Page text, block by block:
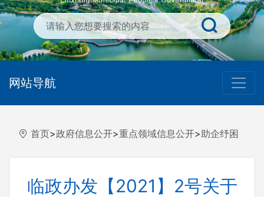
网站导航
首页>政府信息公开>重点领域信息公开>助企纾困
临政办发【2021】2号关于